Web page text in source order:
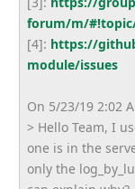
forum/m/
[4]: https://
module/issues
On 5/23/19 2:02
> Hello Team, I
one is in the
only the